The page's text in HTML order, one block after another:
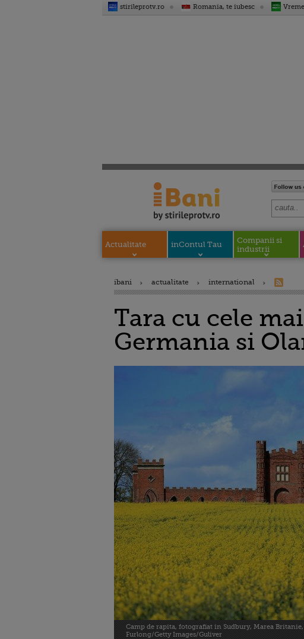
stirileprotv.ro Romania, te iubesc
Actualitate inContul Tau
Companii si
industrii
ibani actualitate international
Tara cu cele
Germania si
Camp de rapita, fotografiat in Sudbury, Marea
Furlong/Getty Images/Guliver